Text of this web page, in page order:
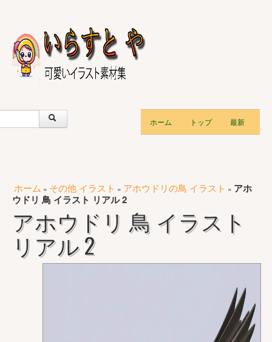
ホーム トップ 最新
ホーム » その他 イラスト » アホウドリの鳥 イラスト » アホ
ウドリ 鳥 イラスト リアル 2
アホウドリ 鳥 イラスト
リアル 2